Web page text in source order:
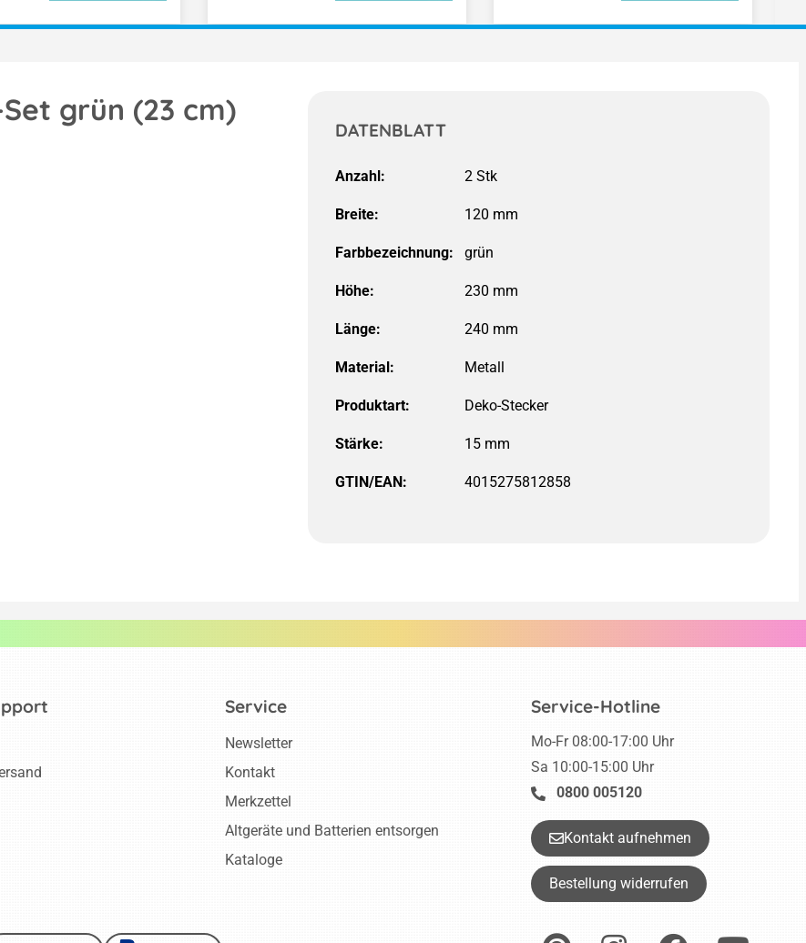
grün (23 cm)
DATENBLATT
Anzahl:
Breite:
Farbbezeichnung:
Höhe: 230 mm
Länge:
Material:
Produktart:
Stärke: 15 mm
GTIN/EAN: 4015275812858
Service-Hotline
Mo-Fr 08:00-17:00 Uhr
Sa 10:00-15:00 Uhr
0800 005120
Kontakt aufnehmen
Bestellung widerrufen
Service
Newsletter
Kontakt
Merkzettel
Altgeräte und Batterien entsorgen
Kataloge